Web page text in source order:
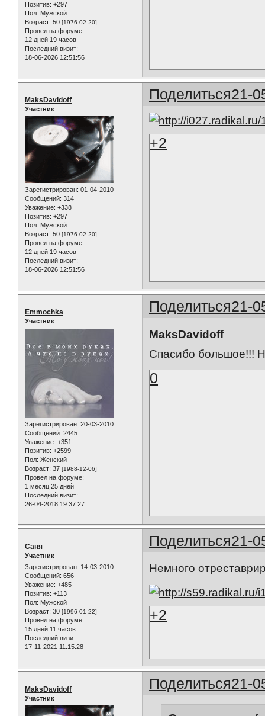
Позитив: +297
Пол: Мужской
Возраст: 50 [1976-02-20]
Провел на форуме:
12 дней 19 часов
Последний визит:
18-06-2026 12:51:56
Поделиться21-
MaksDavidoff
Участник
Зарегистрирован: 01-04-2010
Сообщений: 314
Уважение: +338
Позитив: +297
Пол: Мужской
Возраст: 50 [1976-02-20]
Провел на форуме:
12 дней 19 часов
Последний визит:
18-06-2026 12:51:56
+2
Поделиться21-
Emmochka
Участник
Зарегистрирован: 20-03-2010
Сообщений: 2445
Уважение: +351
Позитив: +2599
Пол: Женский
Возраст: 37 [1988-12-06]
Провел на форуме:
1 месяц 25 дней
Последний визит:
26-04-2018 19:37:27
MaksDavidoff
Спасибо большое!!!
0
Поделиться21-
Саня
Участник
Зарегистрирован: 14-03-2010
Сообщений: 656
Уважение: +485
Позитив: +113
Пол: Мужской
Возраст: 30 [1996-01-22]
Провел на форуме:
15 дней 11 часов
Последний визит:
17-11-2021 11:15:28
Немного
+2
Поделиться21-
MaksDavidoff
Участник